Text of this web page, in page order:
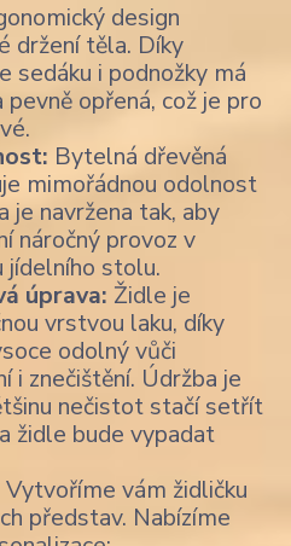
design
držení těla. Díky
sedáku i podnožky má
opřená, což je pro
Bytelná dřevěná
mimořádnou odolnost
je navržena tak, aby
náročný provoz v
jídelního stolu.
úprava: Židle je
vrstvou laku, díky
odolný vůči
i znečištění. Údržba je
nečistot stačí setřít
židle bude vypadat
Vytvoříme vám židličku
představ. Nabízíme